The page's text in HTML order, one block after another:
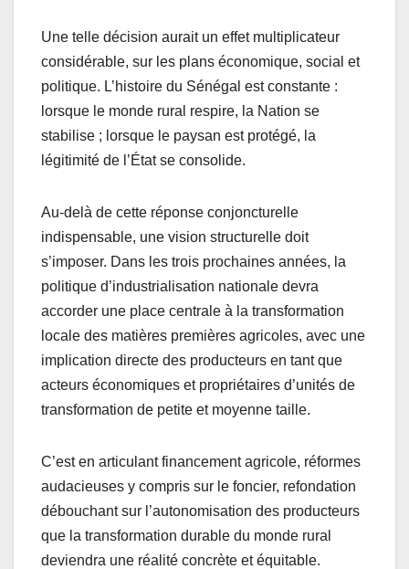
Une telle décision aurait un effet multiplicateur
considérable, sur les plans économique, social et
politique. L’histoire du Sénégal est constante :
lorsque le monde rural respire, la Nation se
stabilise ; lorsque le paysan est protégé, la
légitimité de l’État se consolide.
Au-delà de cette réponse conjoncturelle
indispensable, une vision structurelle doit
s’imposer. Dans les trois prochaines années, la
politique d’industrialisation nationale devra
accorder une place centrale à la transformation
locale des matières premières agricoles, avec une
implication directe des producteurs en tant que
acteurs économiques et propriétaires d’unités de
transformation de petite et moyenne taille.
C’est en articulant financement agricole, réformes
audacieuses y compris sur le foncier, refondation
débouchant sur l’autonomisation des producteurs
que la transformation durable du monde rural
deviendra une réalité concrète et équitable.